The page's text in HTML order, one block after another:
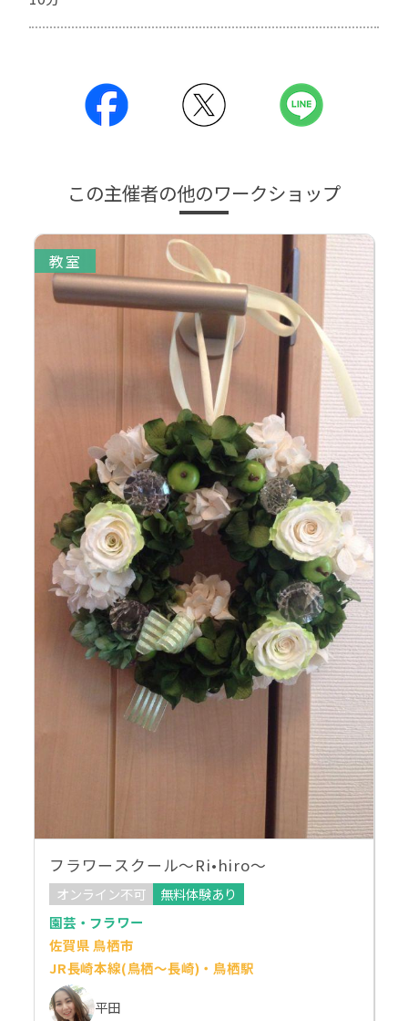
この主催者の他のワークショップ
教室
フラワースクール〜Ri•hiro〜
オンライン不可
無料体験あり
園芸・フラワー
佐賀県 鳥栖市
JR長崎本線(鳥栖～長崎)・鳥栖駅
平田